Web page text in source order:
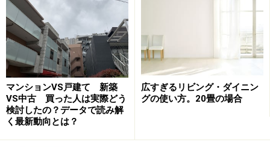
しょうが、徒歩時間の確認には十分です。
（中国製：税込105円）
≪まだまだたくさんある、お役立ちグッズ・・・次ペー
≫
「不動産売買」 ガイドのメールマガジン（無料） は、
マンションVS戸建て 新築
VS中古 買った人は実際どう
検討したの？データで読み解
く最新動向とは？
広すぎるリビング・ダイニン
グの使い方。20畳の場合